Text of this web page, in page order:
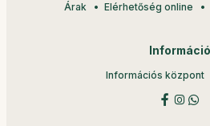
Árak Elérhetőség online
Információ
Információs központ